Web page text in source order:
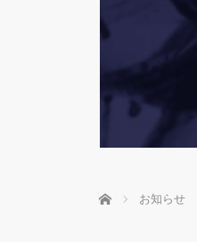
ホーム お知らせ